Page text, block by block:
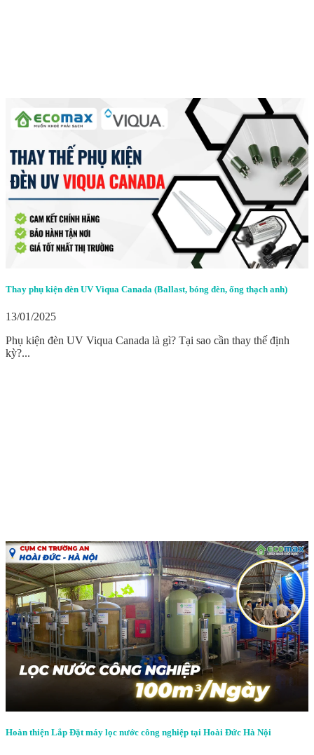
Thay phụ kiện đèn UV Viqua Canada (Ballast, bóng đèn, ống thạch anh)
13/01/2025
Phụ kiện đèn UV Viqua Canada là gì? Tại sao cần thay thế định
kỳ?...
Hoàn thiện Lắp Đặt máy lọc nước công nghiệp tại Hoài Đức Hà Nội